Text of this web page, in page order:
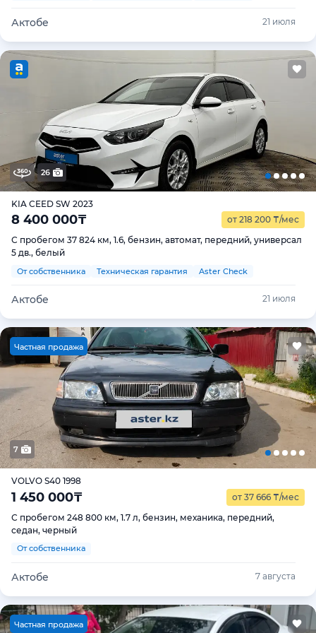
Актобе 21 июля
26
KIA CEED SW 2023
8 400 000₸ от 218 200 ₸/мес
С пробегом 37 824 км, 1.6, бензин, автомат, передний, универсал
5 дв., белый
От собственника Техническая гарантия Aster Check
Актобе 21 июля
Частная продажа
7
VOLVO S40 1998
1 450 000₸ от 37 666 ₸/мес
С пробегом 248 800 км, 1.7 л, бензин, механика, передний,
седан, черный
От собственника
Актобе 7 августа
Частная продажа